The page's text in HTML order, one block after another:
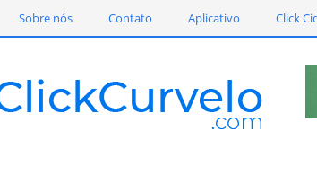
Sobre nós Contato Aplicativo Click